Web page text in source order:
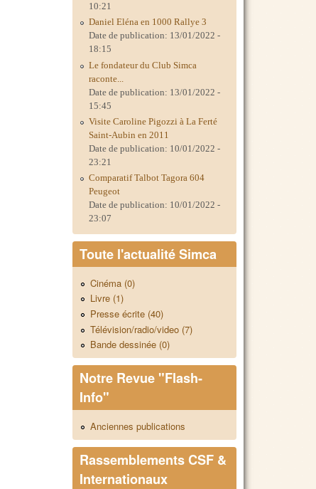
10:21
Daniel Eléna en 1000 Rallye 3
Date de publication: 13/01/2022 -
18:15
Le fondateur du Club Simca
raconte...
Date de publication: 13/01/2022 -
15:45
Visite Caroline Pigozzi à La Ferté
Saint-Aubin en 2011
Date de publication: 10/01/2022 -
23:21
Comparatif Talbot Tagora 604
Peugeot
Date de publication: 10/01/2022 -
23:07
Toute l'actualité Simca
Cinéma (0)
Livre (1)
Presse écrite (40)
Télévision/radio/video (7)
Bande dessinée (0)
Notre Revue "Flash-
Info"
Anciennes publications
Rassemblements CSF &
Internationaux